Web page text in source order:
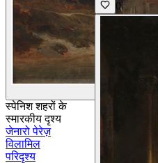
स्पेनिश शहरों के
स्मारकीय दृश्य
जेनारो पेरेज़
विलामिल
परिदृश्य
0